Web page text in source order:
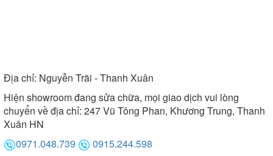
Địa chỉ: Nguyễn Trãi - Thanh Xuân
Hiện showroom đang sửa chữa, mọi giao dịch vui lòng
chuyển về địa chỉ: 247 Vũ Tông Phan, Khương Trung, Thanh
Xuân HN
0971.048.739
0915.244.598